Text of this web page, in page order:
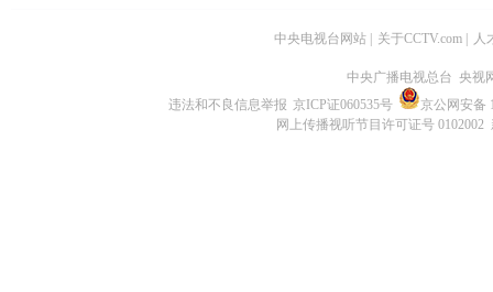
中央电视台网站 关于CCTV.com 人
中央广播电视总台 央视
违法和不良信息举报 京ICP证060535号
京公网安备
网上传播视听节目许可证号 0102002